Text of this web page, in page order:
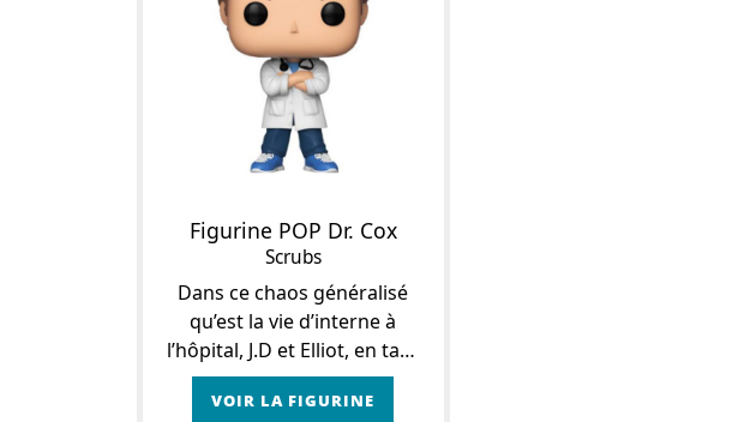
Figurine POP Dr. Cox
Scrubs
Dans ce chaos généralisé
qu’est la vie d’interne à
l’hôpital, J.D et Elliot, en tant
qu’étudiants en médecine
générale, n’ont qu’assez peu
VOIR LA FIGURINE